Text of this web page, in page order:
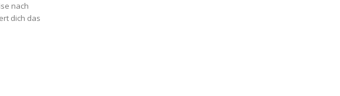
nach
dich das